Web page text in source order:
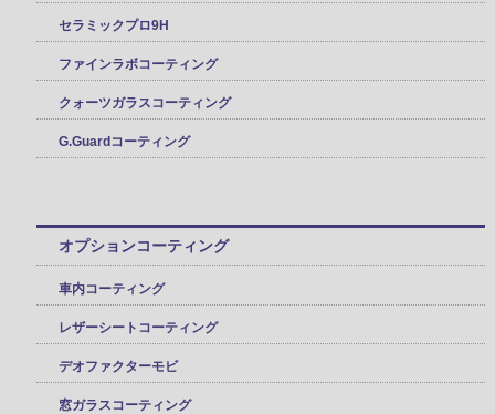
セラミックプロ9H
ファインラボコーティング
クォーツガラスコーティング
G.Guardコーティング
オプションコーティング
車内コーティング
レザーシートコーティング
デオファクターモビ
窓ガラスコーティング